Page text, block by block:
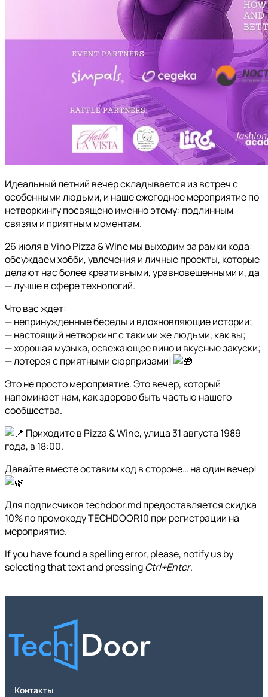
Идеальный летний вечер складывается из встреч с
особенными людьми, и наше ежегодное мероприятие по
нетворкингу посвящено именно этому: подлинным
связям и приятным моментам.
26 июля в Vino Pizza & Wine мы выходим за рамки кода:
обсуждаем хобби, увлечения и личные проекты, которые
делают нас более креативными, уравновешенными и, да
— лучше в сфере технологий.
Что вас ждет:
— непринужденные беседы и вдохновляющие истории;
— настоящий нетворкинг с такими же людьми, как вы;
— хорошая музыка, освежающее вино и вкусные закуски;
— лотерея с приятными сюрпризами!
Это не просто мероприятие. Это вечер, который
напоминает нам, как здорово быть частью нашего
сообщества.
Приходите в Pizza & Wine, улица 31 августа 1989
года, в 18:00.
Давайте вместе оставим код в стороне… на один вечер!
Для подписчиков techdoor.md предоставляется скидка
10% по промокоду TECHDOOR10 при регистрации на
мероприятие.
If you have found a spelling error, please, notify us by
selecting that text and pressingCtrl+Enter.
Контакты